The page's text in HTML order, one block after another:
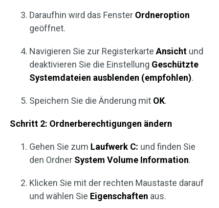
Daraufhin wird das Fenster Ordneroption
geöffnet.
Navigieren Sie zur RegisterkarteAnsicht und
deaktivieren Sie die Einstellung Geschützte
Systemdateien ausblenden (empfohlen).
Speichern Sie die Änderung mit OK.
Schritt 2: Ordnerberechtigungen ändern
Gehen Sie zum Laufwerk C: und finden Sie
den Ordner System Volume Information.
Klicken Sie mit der rechten Maustaste darauf
und wählen Sie Eigenschaften aus.